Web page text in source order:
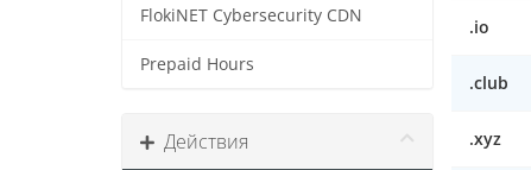
FlokiNET Cybersecurity CDN
Prepaid Hours
Действия
.io
.club
.xyz